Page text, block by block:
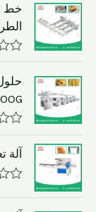
t
e
d
0
o
t
o
5
خط
R
t
e
d
0
o
u
t
o
f
5
R
a
t
e
0
o